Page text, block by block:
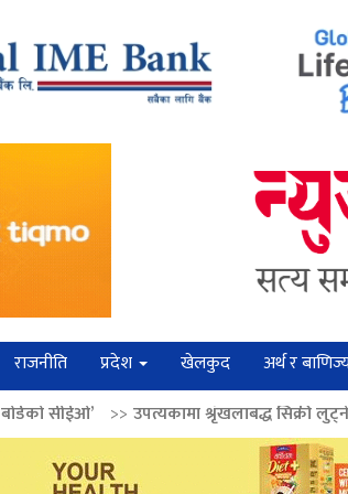
राजनीति प्रदेश खेलकुद अर्थ र
उपत्यकामा श्रृंखलाबद्ध सिक्री लुट्ने ‘कर्मा समूह’का